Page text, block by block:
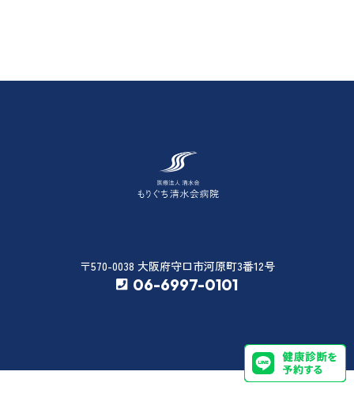
〒570-0038 大阪府守口市河原町3番12号
06-6997-0101